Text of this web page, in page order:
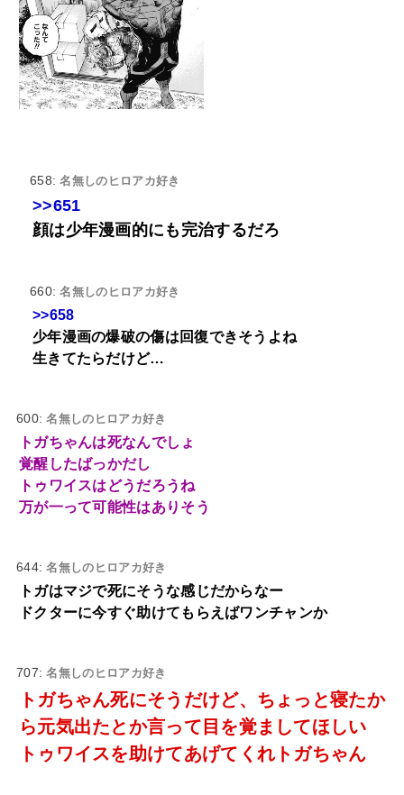
658:名無しのヒロアカ好き
>>651
顔は少年漫画的にも完治するだろ
660:名無しのヒロアカ好き
>>658
少年漫画の爆破の傷は回復できそうよね
生きてたらだけど…
600:名無しのヒロアカ好き
トガちゃんは死なんでしょ
覚醒したばっかだし
トゥワイスはどうだろうね
万が一って可能性はありそう
644:名無しのヒロアカ好き
トガはマジで死にそうな感じだからなー
ドクターに今すぐ助けてもらえばワンチャンか
707:名無しのヒロアカ好き
トガちゃん死にそうだけど、ちょっと寝たか
ら元気出たとか言って目を覚ましてほしい
トゥワイスを助けてあげてくれトガちゃん